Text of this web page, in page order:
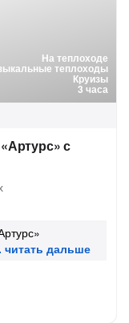
На теплоходе
теплоходы
Круизы
3 часа
с